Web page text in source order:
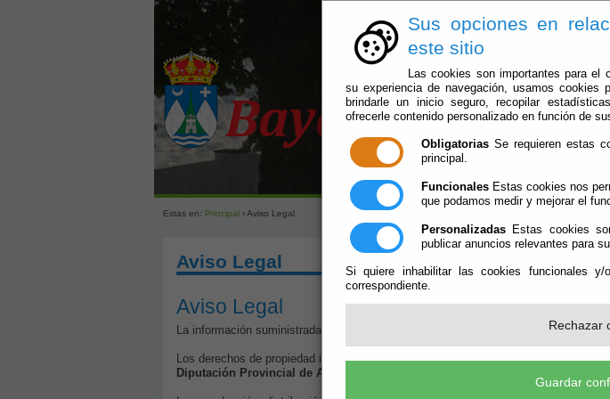
Sus opciones en
este sitio
Las cookies son importantes para el
su experiencia de navegación, usamos
brindarle un inicio seguro, recopilar
ofrecerle contenido personalizado en función de
Obligatorias Se requieren estas
principal.
Funcionales Estas cookies nos
que podamos medir y mejorar el
Personalizadas Estas cookies
publicar anuncios relevantes para
Si quiere inhabilitar las cookies funcionales
correspondiente.
Rechazar
Guardar
Estas en: Principal› Aviso Legal
Aviso Legal
Aviso Legal
La información suministrada a través de este sitio web se encuentra protegida por
Los derechos de propiedad intelectual del contenido de este sitio Web pertenecen
Diputación Provincial de Almería